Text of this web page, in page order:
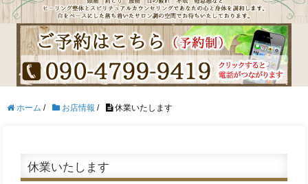
ホーム / お店情報 / 休業いたします
休業いたします